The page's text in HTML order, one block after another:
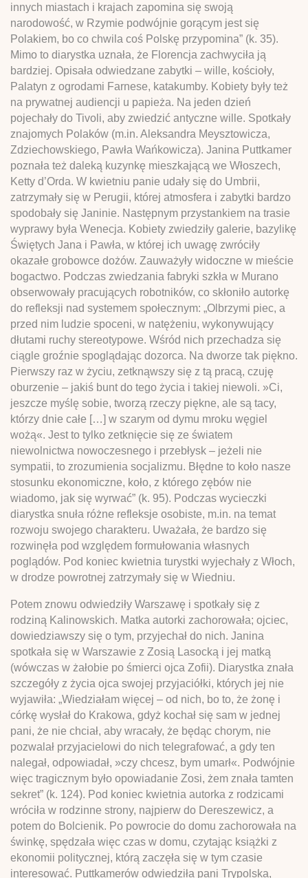
innych miastach i krajach zapomina się swoją
narodowość, w Rzymie podwójnie gorącym jest się
Polakiem, bo co chwila coś Polskę przypomina” (k. 35).
Mimo to diarystka uznała, że Florencja zachwyciła ją
bardziej. Opisała odwiedzane zabytki – wille, kościoły,
Palatyn z ogrodami Farnese, katakumby. Kobiety były też
na prywatnej audiencji u papieża. Na jeden dzień
pojechały do Tivoli, aby zwiedzić antyczne wille. Spotkały
znajomych Polaków (m.in. Aleksandra Meysztowicza,
Zdziechowskiego, Pawła Wańkowicza). Janina Puttkamer
poznała też daleką kuzynkę mieszkającą we Włoszech,
Ketty d’Orda. W kwietniu panie udały się do Umbrii,
zatrzymały się w Perugii, której atmosfera i zabytki bardzo
spodobały się Janinie. Następnym przystankiem na trasie
wyprawy była Wenecja. Kobiety zwiedziły galerie, bazylikę
Świętych Jana i Pawła, w której ich uwagę zwróciły
okazałe grobowce dożów. Zauważyły widoczne w mieście
bogactwo. Podczas zwiedzania fabryki szkła w Murano
obserwowały pracujących robotników, co skłoniło autorkę
do refleksji nad systemem społecznym: „Olbrzymi piec, a
przed nim ludzie spoceni, w natężeniu, wykonywujący
dłutami ruchy stereotypowe. Wśród nich przechadza się
ciągle groźnie spoglądając dozorca. Na dworze tak piękno.
Pierwszy raz w życiu, zetknąwszy się z tą pracą, czuję
oburzenie – jakiś bunt do tego życia i takiej niewoli. »Ci,
jeszcze myślę sobie, tworzą rzeczy piękne, ale są tacy,
którzy dnie całe […] w szarym od dymu mroku węgiel
wożą«. Jest to tylko zetknięcie się ze światem
niewolnictwa nowoczesnego i przebłysk – jeżeli nie
sympatii, to zrozumienia socjalizmu. Błędne to koło nasze
stosunku ekonomiczne, koło, z którego zębów nie
wiadomo, jak się wyrwać” (k. 95). Podczas wycieczki
diarystka snuła różne refleksje osobiste, m.in. na temat
rozwoju swojego charakteru. Uważała, że bardzo się
rozwinęła pod względem formułowania własnych
poglądów. Pod koniec kwietnia turystki wyjechały z Włoch,
w drodze powrotnej zatrzymały się w Wiedniu.
Potem znowu odwiedziły Warszawę i spotkały się z
rodziną Kalinowskich. Matka autorki zachorowała; ojciec,
dowiedziawszy się o tym, przyjechał do nich. Janina
spotkała się w Warszawie z Zosią Lasocką i jej matką
(wówczas w żałobie po śmierci ojca Zofii). Diarystka znała
szczegóły z życia ojca swojej przyjaciółki, których jej nie
wyjawiła: „Wiedziałam więcej – od nich, bo to, że żonę i
córkę wysłał do Krakowa, gdyż kochał się sam w jednej
pani, że nie chciał, aby wracały, że będąc chorym, nie
pozwalał przyjacielowi do nich telegrafować, a gdy ten
nalegał, odpowiadał, »czy chcesz, bym umarł«. Podwójnie
więc tragicznym było opowiadanie Zosi, żem znała tamten
sekret” (k. 124). Pod koniec kwietnia autorka z rodzicami
wróciła w rodzinne strony, najpierw do Dereszewicz, a
potem do Bolcienik. Po powrocie do domu zachorowała na
świnkę, spędzała więc czas w domu, czytając książki z
ekonomii politycznej, którą zaczęła się w tym czasie
interesować. Puttkamerów odwiedziła pani Trypolska,